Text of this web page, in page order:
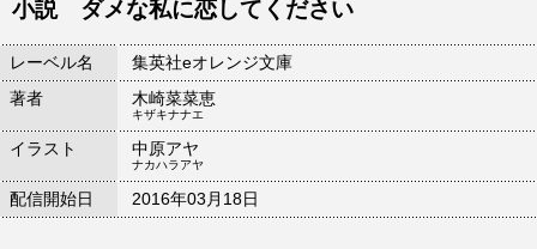
小説 ダメな私に恋してください
レーベル名
集英社eオレンジ文庫
著者
木崎菜菜恵
キザキナナエ
イラスト 中原アヤ
ナカハラアヤ
配信開始日 2016年03月18日